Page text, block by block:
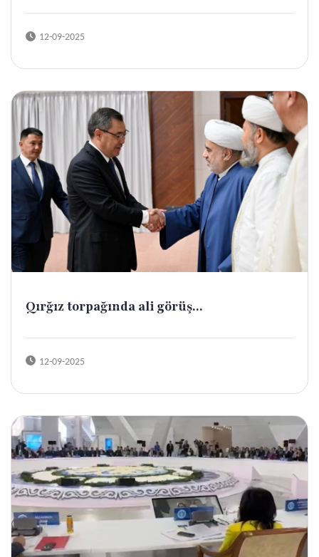
12-09-2025
Qırğız torpağında ali görüş...
12-09-2025